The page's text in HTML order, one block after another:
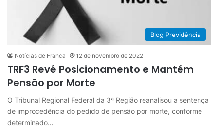
Blog Previdência
Notícias de Franca 12 de novembro de 2022
TRF3 Revê Posicionamento e Mantém
Pensão por Morte
O Tribunal Regional Federal da 3ª Região reanalisou a sentença
de improcedência do pedido de pensão por morte, conforme
determinado…